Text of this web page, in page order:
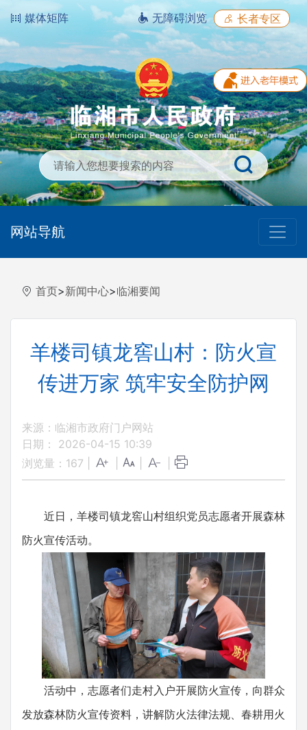
媒体矩阵 无障碍浏览 长者专区
网站导航
首页>新闻中心>临湘要闻
羊楼司镇龙窖山村：防火宣
传进万家 筑牢安全防护网
来源：临湘市政府门户网站
日期： 2026-04-15 10:39
浏览量： 167
近日，羊楼司镇龙窖山村组织党员志愿者开展森林
防火宣传活动。
活动中，志愿者们走村入户开展防火宣传，向群众
发放森林防火宣传资料，讲解防火法律法规、春耕用火